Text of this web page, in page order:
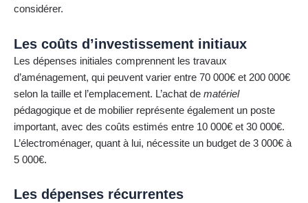
considérer.
Les coûts d’investissement initiaux
Les dépenses initiales comprennent les travaux
d’aménagement, qui peuvent varier entre 70 000€ et 200 000€
selon la taille et l’emplacement. L’achat de matériel
pédagogique et de mobilier représente également un poste
important, avec des coûts estimés entre 10 000€ et 30 000€.
L’électroménager, quant à lui, nécessite un budget de 3 000€ à
5 000€.
Les dépenses récurrentes